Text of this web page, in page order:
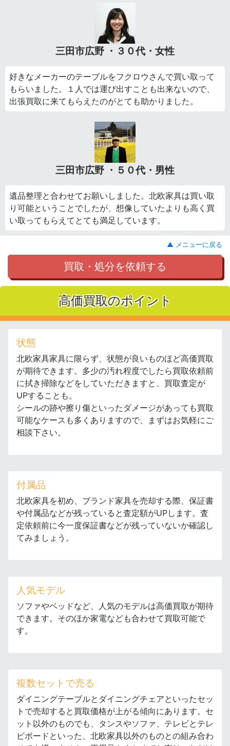
三田市広野 ・３０代・女性
好きなメーカーのテーブルをフクロウさんで買い取って
もらいました。１人では運び出すことも出来ないので、
出張買取に来てもらえたのがとても助かりました。
三田市広野 ・５０代・男性
遺品整理と合わせてお願いしました。北欧家具は買い取
り可能ということでしたが、想像していたよりも高く買
い取ってもらえてとても満足しています。
▲ メニューに戻る
買取・処分を依頼する
高価買取のポイント
状態
北欧家具家具に限らず、状態が良いものほど高価買取
が期待できます。多少の汚れ程度でしたら買取依頼前
に拭き掃除などをしていただきますと、買取査定が
UPすることも。
シールの跡や擦り傷といったダメージがあっても買取
可能なケースも多くありますので、まずはお気軽にご
相談下さい。
付属品
北欧家具を初め、ブランド家具を売却する際、保証書
や付属品などが残っていると査定額がUPします。査
定依頼前に今一度保証書などが残っていないか確認し
てみましょう。
人気モデル
ソファやベッドなど、人気のモデルは高価買取が期待
できます。そのほか家電なども合わせて買取可能で
す。
複数セットで売る
ダイニングテーブルとダイニングチェアといったセッ
トで売却すると買取価格が上がる傾向にあります。セ
ット以外のものでも、タンスやソファ、テレビとテレ
ビボードといった、北欧家具以外のものとの組み合わ